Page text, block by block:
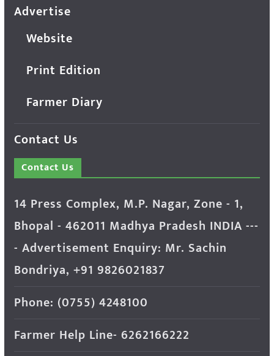
Advertise
Website
Print Edition
Farmer Diary
Contact Us
Contact Us
14 Press Complex, M.P. Nagar, Zone - 1,
Bhopal - 462011 Madhya Pradesh INDIA ---
- Advertisement Enquiry: Mr. Sachin
Bondriya, +91 9826021837
Phone: (0755) 4248100
Farmer Help Line- 6262166222